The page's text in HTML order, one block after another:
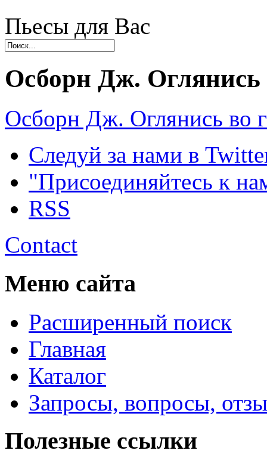
Пьесы для Вас
Осборн Дж. Оглянись
Осборн Дж. Оглянись во
Следуй за нами в
"Присоединяйтесь к
RSS
Contact
Меню сайта
Расширенный поиск
Главная
Каталог
Запросы, вопросы,
Полезные ссылки